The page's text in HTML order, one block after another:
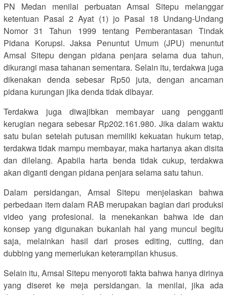
PN Medan menilai perbuatan Amsal Sitepu melanggar
ketentuan Pasal 2 Ayat (1) jo Pasal 18 Undang-Undang
Nomor 31 Tahun 1999 tentang Pemberantasan Tindak
Pidana Korupsi. Jaksa Penuntut Umum (JPU) menuntut
Amsal Sitepu dengan pidana penjara selama dua tahun,
dikurangi masa tahanan sementara. Selain itu, terdakwa juga
dikenakan denda sebesar Rp50 juta, dengan ancaman
pidana kurungan jika denda tidak dibayar.
Terdakwa juga diwajibkan membayar uang pengganti
kerugian negara sebesar Rp202.161.980. Jika dalam waktu
satu bulan setelah putusan memiliki kekuatan hukum tetap,
terdakwa tidak mampu membayar, maka hartanya akan disita
dan dilelang. Apabila harta benda tidak cukup, terdakwa
akan diganti dengan pidana penjara selama satu tahun.
Dalam persidangan, Amsal Sitepu menjelaskan bahwa
perbedaan item dalam RAB merupakan bagian dari produksi
video yang profesional. Ia menekankan bahwa ide dan
konsep yang digunakan bukanlah hal yang muncul begitu
saja, melainkan hasil dari proses editing, cutting, dan
dubbing yang memerlukan keterampilan khusus.
Selain itu, Amsal Sitepu menyoroti fakta bahwa hanya dirinya
yang diseret ke meja persidangan. Ia menilai, jika ada